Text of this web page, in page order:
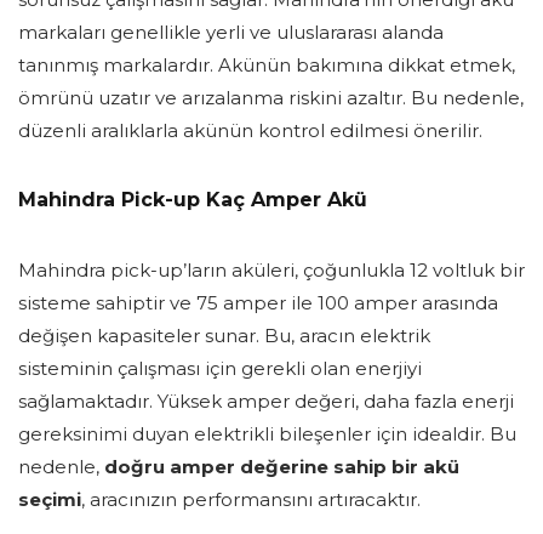
markaları genellikle yerli ve uluslararası alanda
tanınmış markalardır. Akünün bakımına dikkat etmek,
ömrünü uzatır ve arızalanma riskini azaltır. Bu nedenle,
düzenli aralıklarla akünün kontrol edilmesi önerilir.
Mahindra Pick-up Kaç Amper Akü
Mahindra pick-up’ların aküleri, çoğunlukla 12 voltluk bir
sisteme sahiptir ve 75 amper ile 100 amper arasında
değişen kapasiteler sunar. Bu, aracın elektrik
sisteminin çalışması için gerekli olan enerjiyi
sağlamaktadır. Yüksek amper değeri, daha fazla enerji
gereksinimi duyan elektrikli bileşenler için idealdir. Bu
nedenle, doğru amper değerine sahip bir akü
seçimi, aracınızın performansını artıracaktır.